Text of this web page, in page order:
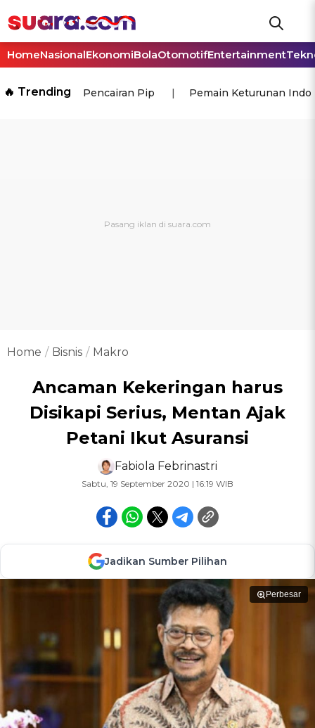
HomeNasionalEkonomiBolaOtomotifEntertainment
🔥 Trending Pencairan Pip Pemain Keturunan
Home Bisnis Makro
Ancaman Kekeringan harus
Disikapi Serius, Mentan Ajak
Petani Ikut Asuransi
Fabiola Febrinastri
Sabtu, 19 September 2020 | 16:19 WIB
Jadikan Sumber Pilihan
Perbesar